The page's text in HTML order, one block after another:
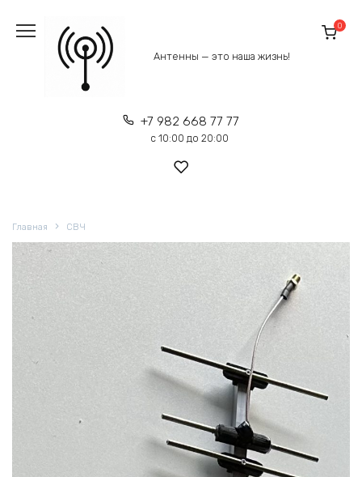
содержанию
Антенны — это наша жизнь!
+7 982 668 77 77
с 10:00 до 20:00
0
Главная СВЧ